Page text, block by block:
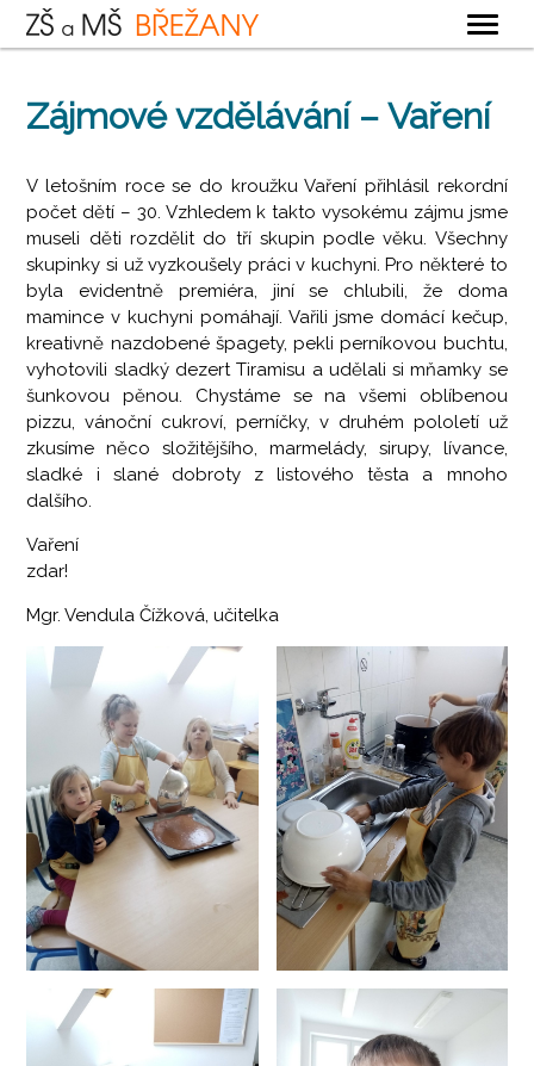
ZÁKLADNÍ ŠKOLA
ŠKOLNÍ DRUŽINA
ŠKOLNÍ JÍDELNA
KONTAKTY
Zájmové vzdělávání – Vaření
V letošním roce se do kroužku Vaření přihlásil rekordní
počet dětí – 30. Vzhledem k takto vysokému zájmu jsme
museli děti rozdělit do tří skupin podle věku. Všechny
skupinky si už vyzkoušely práci v kuchyni. Pro některé to
byla evidentně premiéra, jiní se chlubili, že doma
mamince v kuchyni pomáhají. Vařili jsme domácí kečup,
kreativně nazdobené špagety, pekli perníkovou buchtu,
vyhotovili sladký dezert Tiramisu a udělali si mňamky se
šunkovou pěnou. Chystáme se na všemi oblíbenou
pizzu, vánoční cukroví, perníčky, v druhém pololetí už
zkusíme něco složitějšího, marmelády, sirupy, lívance,
sladké i slané dobroty z listového těsta a mnoho
dalšího.
Vaření
zdar!
Mgr. Vendula Čížková, učitelka